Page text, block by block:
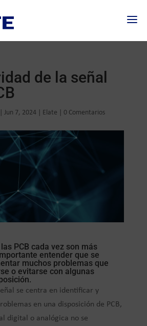
de la señal
Jun 7, 2024| Elate 0 Comentarios
PCB cada vez son más
entender que se
muchos problemas que
o evitarse con algunas
se centra en identificar y
en una disposición de PCB,
digital o analógica no se